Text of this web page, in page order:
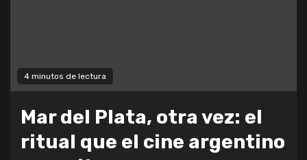
4 minutos de lectura
Mar del Plata, otra vez: el
ritual que el cine argentino